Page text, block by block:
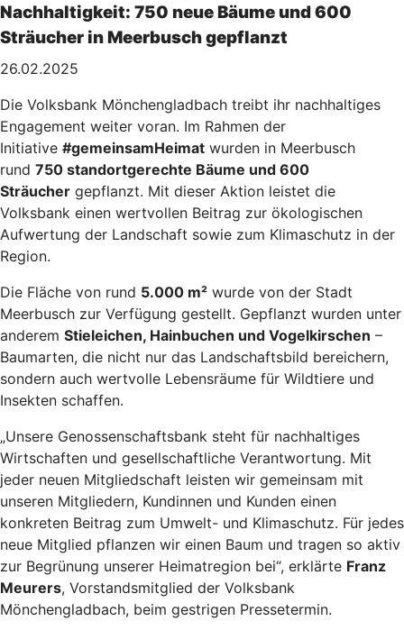
Nachhaltigkeit: 750 neue Bäume und 600
Sträucher in Meerbusch gepflanzt
26.02.2025
Die Volksbank Mönchengladbach treibt ihr nachhaltiges
Engagement weiter voran. Im Rahmen der
Initiative #gemeinsamHeimat wurden in Meerbusch
rund 750 standortgerechte Bäume und 600
Sträucher gepflanzt. Mit dieser Aktion leistet die
Volksbank einen wertvollen Beitrag zur ökologischen
Aufwertung der Landschaft sowie zum Klimaschutz in der
Region.
Die Fläche von rund 5.000 m² wurde von der Stadt
Meerbusch zur Verfügung gestellt. Gepflanzt wurden unter
anderem Stieleichen, Hainbuchen und Vogelkirschen –
Baumarten, die nicht nur das Landschaftsbild bereichern,
sondern auch wertvolle Lebensräume für Wildtiere und
Insekten schaffen.
„Unsere Genossenschaftsbank steht für nachhaltiges
Wirtschaften und gesellschaftliche Verantwortung. Mit
jeder neuen Mitgliedschaft leisten wir gemeinsam mit
unseren Mitgliedern, Kundinnen und Kunden einen
konkreten Beitrag zum Umwelt- und Klimaschutz. Für jedes
neue Mitglied pflanzen wir einen Baum und tragen so aktiv
zur Begrünung unserer Heimatregion bei“, erklärte Franz
Meurers, Vorstandsmitglied der Volksbank
Mönchengladbach, beim gestrigen Pressetermin.